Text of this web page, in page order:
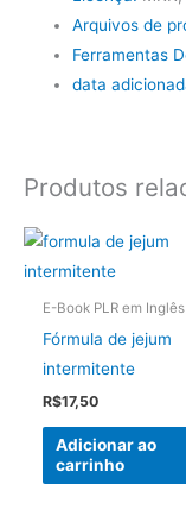
Arquivos de
Ferramentas
data
Produtos
E-Book PLR em Inglês
Fórmula de jejum
intermitente
R$17,50
Adicionar ao
carrinho